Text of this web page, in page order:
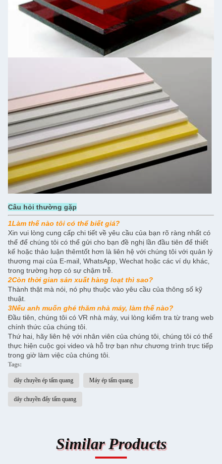
Câu hỏi thường gặp
1Làm thế nào tôi có thể biết giá?
Xin vui lòng cung cấp chi tiết về yêu cầu của bạn rõ ràng nhất có
thể để chúng tôi có thể gửi cho bạn đề nghị lần đầu tiên để thiết
kế hoặc thảo luận thêmtốt hơn là liên hệ với chúng tôi với quản lý
thương mại của E-mail, WhatsApp, Wechat hoặc các ví dụ khác,
trong trường hợp có sự chậm trễ.
2Còn thời gian sản xuất hàng loạt thì sao?
Thành thật mà nói, nó phụ thuộc vào yêu cầu của thông số kỹ
thuật.
3Nếu anh muốn ghé thăm nhà máy, làm thế nào?
Đầu tiên, chúng tôi có VR nhà máy, vui lòng kiểm tra từ trang web
chính thức của chúng tôi.
Thứ hai, hãy liên hệ với nhân viên của chúng tôi, chúng tôi có thể
thực hiện cuộc gọi video và hỗ trợ bạn như chương trình trực tiếp
trong giờ làm việc của chúng tôi.
Tags:
dây chuyền ép tấm quang Máy ép tấm quang
dây chuyền đẩy tấm quang
Similar Products